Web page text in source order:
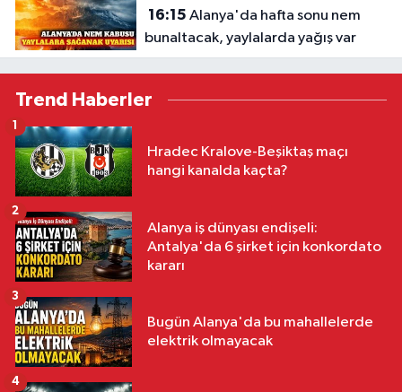
16:15
bunaltacak, yaylalarda yağış var
Trend Haberler
Hradec Kralove-Beşiktaş maçı
hangi kanalda kaçta?
1
Alanya iş dünyası endişeli:
Antalya'da 6 şirket için konkordato
kararı
2
Bugün Alanya'da bu mahallelerde
elektrik olmayacak
3
4